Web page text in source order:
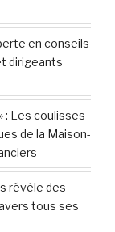
en conseils
dirigeants
: Les coulisses
de la Maison-
révèle des
tous ses